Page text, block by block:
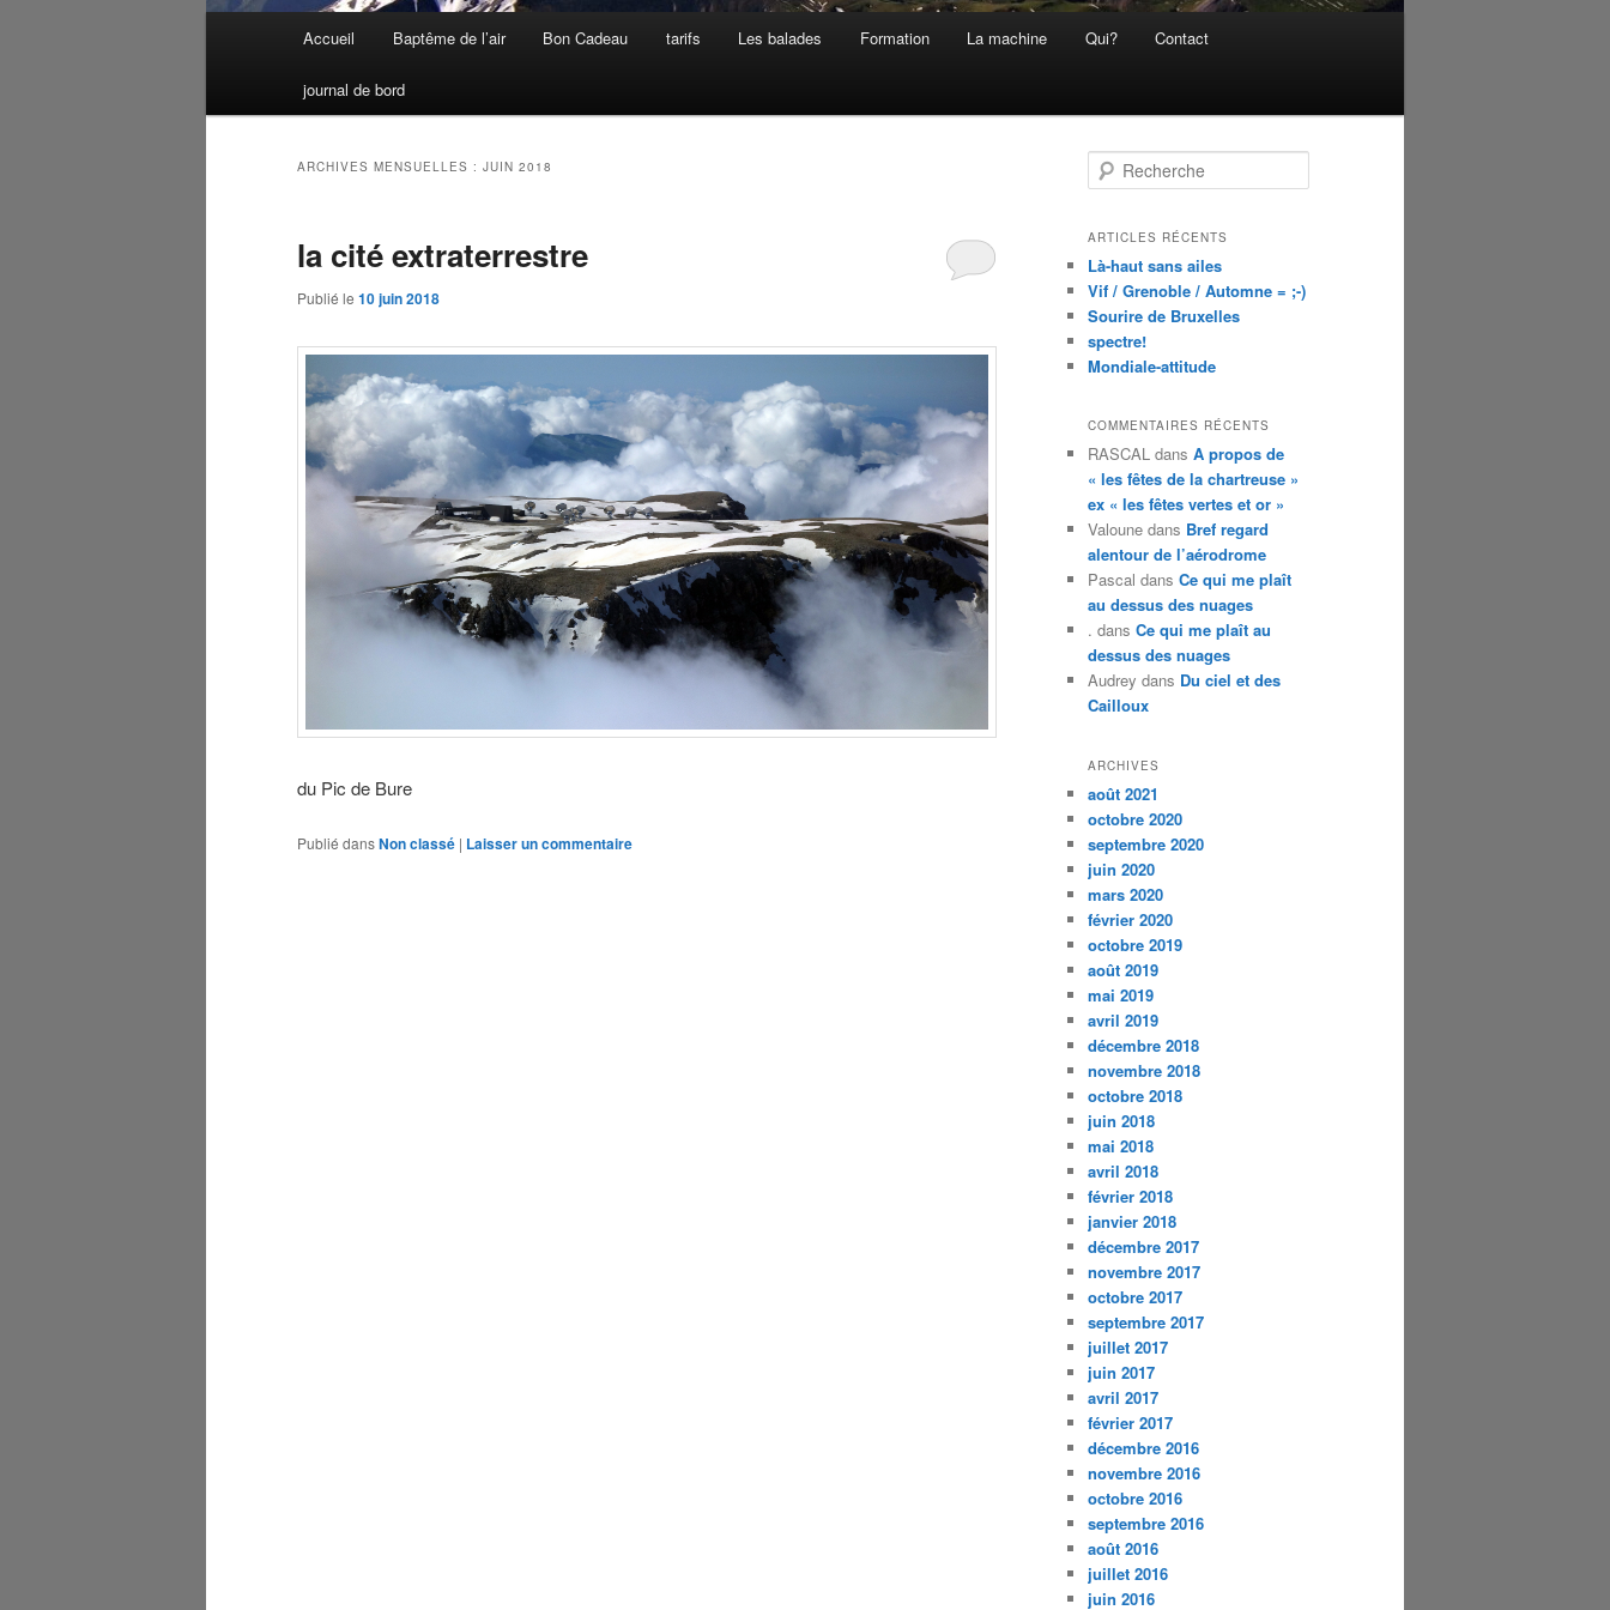
Aller
au
contenu
Aller
au
contenu
Accueil Baptême de l’air Bon Cadeau tarifs Les balades Formation La machine Qui? Contact
journal de bord
ARCHIVES MENSUELLES : JUIN 2018
la cité extraterrestre
Publié le 10 juin 2018
du Pic de Bure
Publié dansNon classé | Laisser un commentaire
e
h
r
c
h
e
ARTICLES RÉCENTS
Là-haut sans ailes
Vif / Grenoble / Automne = ;-)
Sourire de Bruxelles
spectre!
Mondiale-attitude
COMMENTAIRES RÉCENTS
RASCAL dans A propos de
« les fêtes de la chartreuse »
ex « les fêtes vertes et or »
Valoune dans Bref regard
alentour de l’aérodrome
Pascal dans Ce qui me plaît
au dessus des nuages
. dans Ce qui me plaît au
dessus des nuages
Audrey dans Du ciel et des
Cailloux
ARCHIVES
août 2021
octobre 2020
septembre 2020
juin 2020
mars 2020
février 2020
octobre 2019
août 2019
mai 2019
avril 2019
décembre 2018
novembre 2018
octobre 2018
juin 2018
mai 2018
avril 2018
février 2018
janvier 2018
décembre 2017
novembre 2017
octobre 2017
septembre 2017
juillet 2017
juin 2017
avril 2017
février 2017
décembre 2016
novembre 2016
octobre 2016
septembre 2016
août 2016
juillet 2016
juin 2016